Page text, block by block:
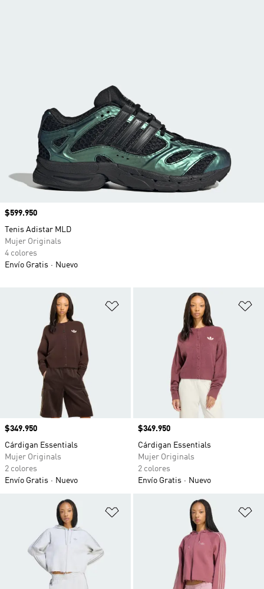
Añadir a la lista de deseos
Precio
$349.950
Cárdigan Essentials
Mujer Originals
2 colores
Envío Gratis
Nuevo
Precio
$349.950
Cárdigan Essentials
Mujer Originals
2 colores
Envío Gratis
Nuevo
Añadir a la lista de deseos
Precio
$599.950
Tenis Adistar MLD
Mujer Originals
4 colores
Envío Gratis
Nuevo